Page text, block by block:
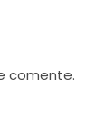
comente.